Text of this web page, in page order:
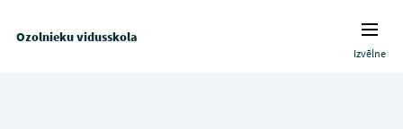
Ozolnieku vidusskola
Izvēlne